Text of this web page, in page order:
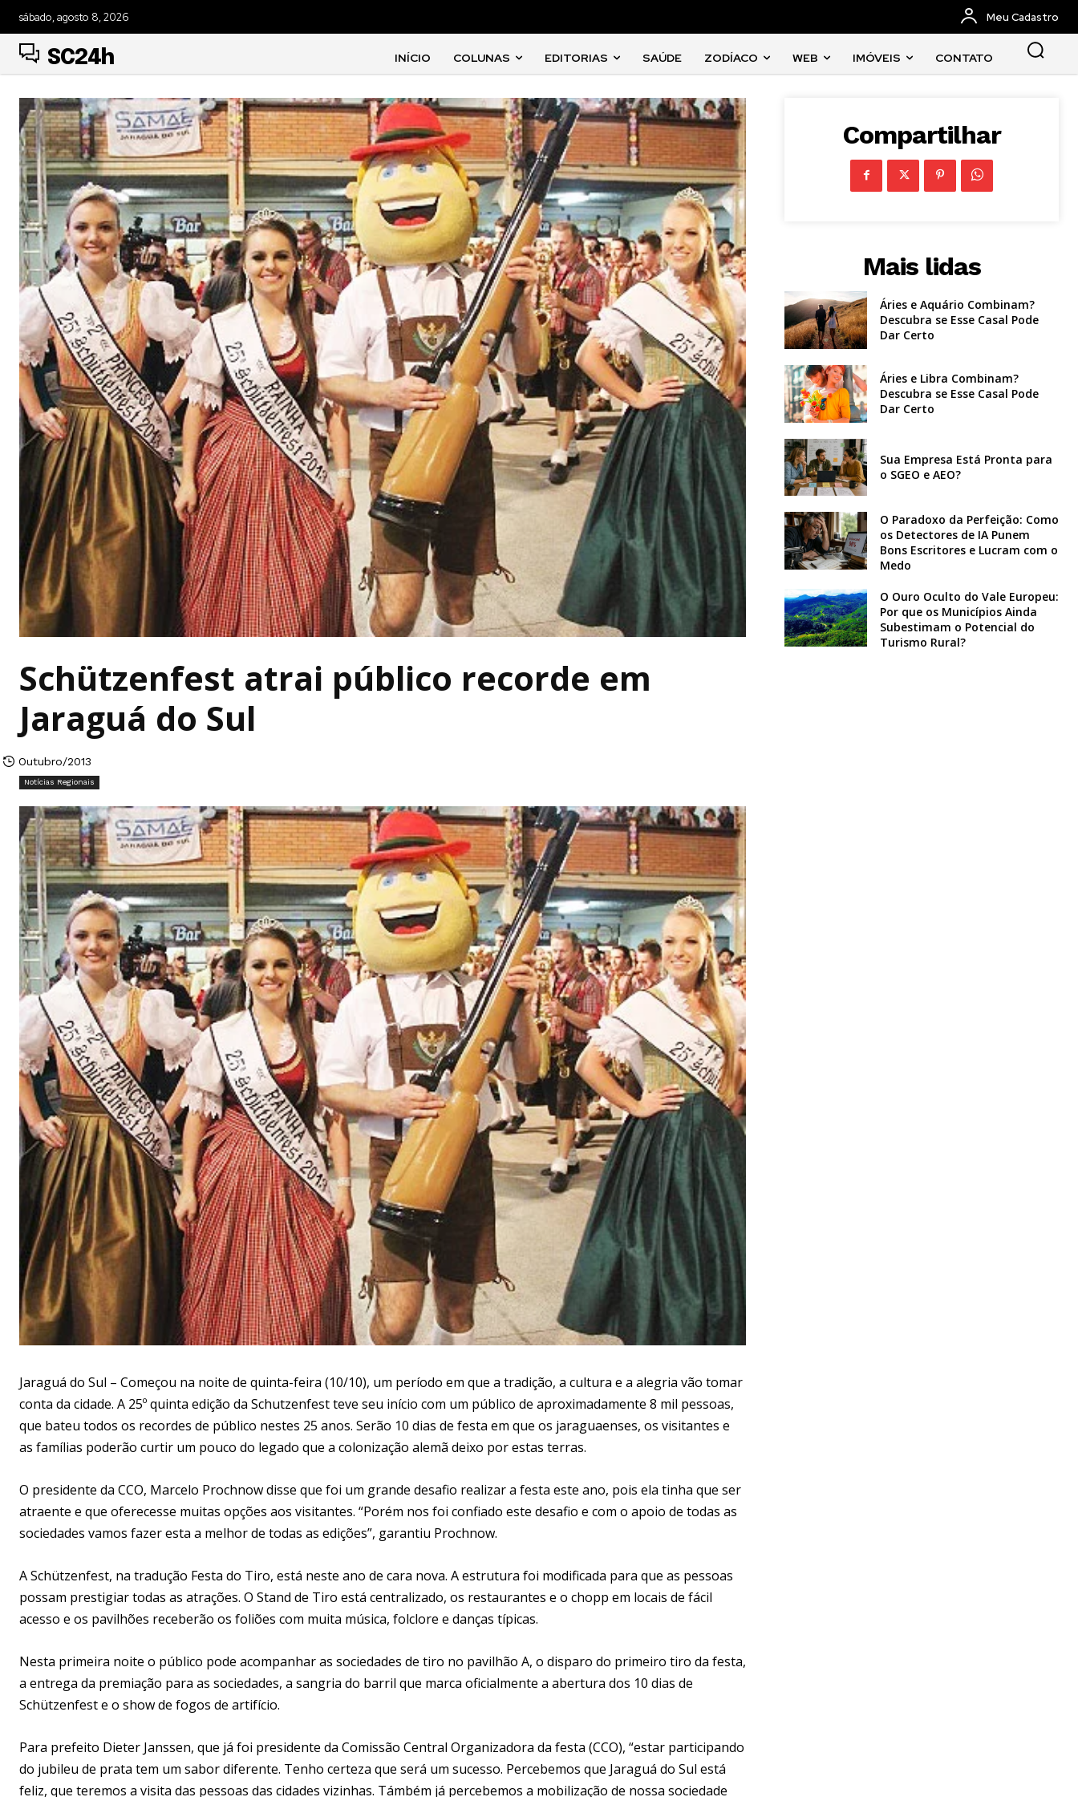
sábado, agosto 8, 2026 Meu Cadastro
SC24h INÍCIO COLUNAS EDITORIAS SAÚDE ZODÍACO WEB IMÓVEIS CONTATO
Schützenfest atrai público recorde em
Jaraguá do Sul
Outubro/2013
Notícias Regionais
Jaraguá do Sul – Começou na noite de quinta-feira (10/10), um período em que a tradição, a cultura e a alegria vão tomar
conta da cidade. A 25º quinta edição da Schutzenfest teve seu início com um público de aproximadamente 8 mil pessoas,
que bateu todos os recordes de público nestes 25 anos. Serão 10 dias de festa em que os jaraguaenses, os visitantes e
as famílias poderão curtir um pouco do legado que a colonização alemã deixo por estas terras.
O presidente da CCO, Marcelo Prochnow disse que foi um grande desafio realizar a festa este ano, pois ela tinha que ser
atraente e que oferecesse muitas opções aos visitantes. “Porém nos foi confiado este desafio e com o apoio de todas as
sociedades vamos fazer esta a melhor de todas as edições”, garantiu Prochnow.
A Schützenfest, na tradução Festa do Tiro, está neste ano de cara nova. A estrutura foi modificada para que as pessoas
possam prestigiar todas as atrações. O Stand de Tiro está centralizado, os restaurantes e o chopp em locais de fácil
acesso e os pavilhões receberão os foliões com muita música, folclore e danças típicas.
Nesta primeira noite o público pode acompanhar as sociedades de tiro no pavilhão A, o disparo do primeiro tiro da festa,
a entrega da premiação para as sociedades, a sangria do barril que marca oficialmente a abertura dos 10 dias de
Schützenfest e o show de fogos de artifício.
Para prefeito Dieter Janssen, que já foi presidente da Comissão Central Organizadora da festa (CCO), “estar participando
do jubileu de prata tem um sabor diferente. Tenho certeza que será um sucesso. Percebemos que Jaraguá do Sul está
feliz, que teremos a visita das pessoas das cidades vizinhas. Támbém já percebemos a mobilização de nossa sociedade
Compartilhar
Mais lidas
Áries e Aquário Combinam?
Descubra se Esse Casal Pode
Dar Certo
Áries e Libra Combinam?
Descubra se Esse Casal Pode
Dar Certo
Sua Empresa Está Pronta para
o SGEO e AEO?
O Paradoxo da Perfeição: Como
os Detectores de IA Punem
Bons Escritores e Lucram com o
Medo
O Ouro Oculto do Vale Europeu:
Por que os Municípios Ainda
Subestimam o Potencial do
Turismo Rural?